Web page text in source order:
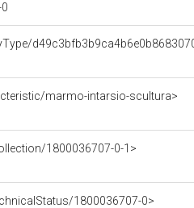
marmo-intarsio-scultura>
1800036707-0-1>
1800036707-0>